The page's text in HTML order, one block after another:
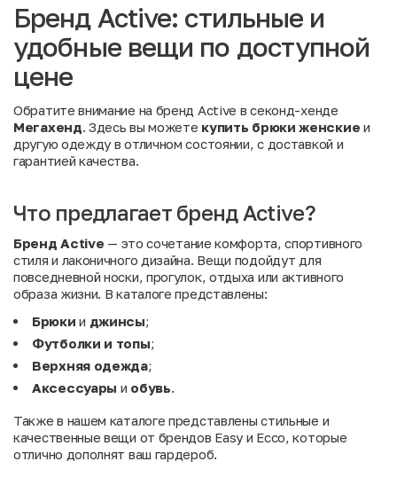
Бренд Active: стильные и
удобные вещи по доступной
цене
Обратите внимание на бренд Active в секонд-хенде
Мегахенд . Здесь вы можете купить брюки женские и
другую одежду в отличном состоянии, с доставкой и
гарантией качества.
Что предлагает бренд Active?
Бренд Active — это сочетание комфорта, спортивного
стиля и лаконичного дизайна. Вещи подойдут для
повседневной носки, прогулок, отдыха или активного
образа жизни. В каталоге представлены:
Брюки и джинсы;
Футболки и топы;
Верхняя одежда;
Аксессуары и обувь
Также в нашем каталоге представлены стильные и
качественные вещи от брендов Easy и Ecco , которые
отлично дополнят ваш гардероб.